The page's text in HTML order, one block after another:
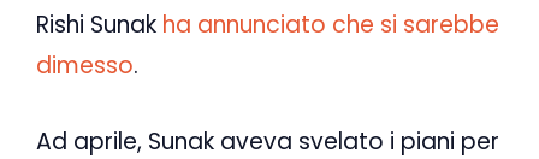
Rishi Sunak ha annunciato che si sarebbe
dimesso.
Ad aprile, Sunak aveva svelato i piani per